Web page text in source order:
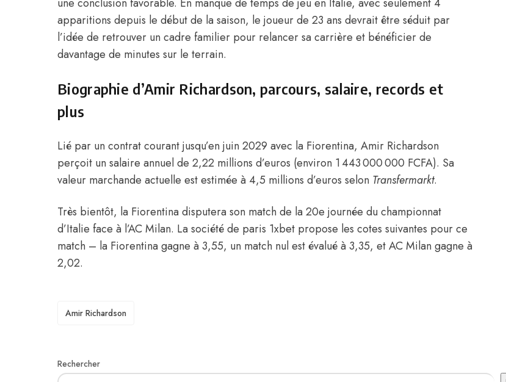
une conclusion favorable. En manque de temps de jeu en Italie, avec seulement 4
apparitions depuis le début de la saison, le joueur de 23 ans devrait être séduit par
l’idée de retrouver un cadre familier pour relancer sa carrière et bénéficier de
davantage de minutes sur le terrain.
Biographie d’Amir Richardson, parcours, salaire, records et
plus
Lié par un contrat courant jusqu’en juin 2029 avec la Fiorentina, Amir Richardson
perçoit un salaire annuel de 2,22 millions d’euros (environ 1 443 000 000 FCFA). Sa
valeur marchande actuelle est estimée à 4,5 millions d’euros selon Transfermarkt.
Très bientôt, la Fiorentina disputera son match de la 20e journée du championnat
d’Italie face à l’AC Milan. La société de paris 1xbet propose les cotes suivantes pour ce
match – la Fiorentina gagne à 3,55, un match nul est évalué à 3,35, et AC Milan gagne à
2,02.
TAGS
Amir Richardson
Rechercher